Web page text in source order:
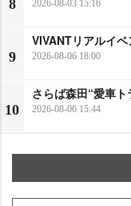
8 2026-08-03 15:16
9
VIVANTリアルイ
2026-08-06 18:00
10
さらば森田“愛車
2026-08-06 15:44